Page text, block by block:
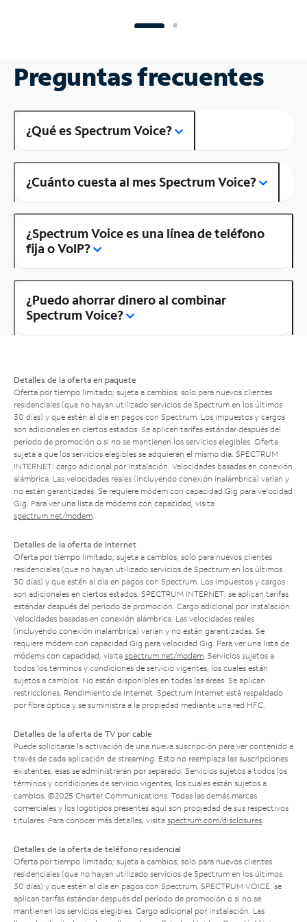
Preguntas frecuentes
¿Qué es Spectrum Voice?
¿Cuánto cuesta al mes Spectrum Voice?
¿Spectrum Voice es una línea de teléfono
fija o VoIP?
¿Puedo ahorrar dinero al combinar
Spectrum Voice?
Detalles de la oferta en paquete
Oferta por tiempo limitado; sujeta a cambios; solo para nuevos clientes
residenciales (que no hayan utilizado servicios de Spectrum en los últimos
30 días) y que estén al día en pagos con Spectrum. Los impuestos y cargos
son adicionales en ciertos estados. Se aplican tarifas estándar después del
período de promoción o si no se mantienen los servicios elegibles. Oferta
sujeta a que los servicios elegibles se adquieran el mismo día. SPECTRUM
INTERNET: cargo adicional por instalación. Velocidades basadas en conexión
alámbrica. Las velocidades reales (incluyendo conexión inalámbrica) varían y
no están garantizadas. Se requiere módem con capacidad Gig para velocidad
Gig. Para ver una lista de módems con capacidad, visita
spectrum.net/modem
Detalles de la oferta de Internet
Oferta por tiempo limitado; sujeta a cambios; solo para nuevos clientes
residenciales (que no hayan utilizado servicios de Spectrum en los últimos
30 días) y que estén al día en pagos con Spectrum. Los impuestos y cargos
son adicionales en ciertos estados. SPECTRUM INTERNET: se aplican tarifas
estándar después del período de promoción. Cargo adicional por instalación.
Velocidades basadas en conexión alámbrica. Las velocidades reales
(incluyendo conexión inalámbrica) varían y no están garantizadas. Se
requiere módem con capacidad Gig para velocidad Gig. Para ver una lista de
módems con capacidad, visita spectrum.net/modem . Servicios sujetos a
todos los términos y condiciones de servicio vigentes, los cuales están
sujetos a cambios. No están disponibles en todas las áreas. Se aplican
restricciones. Rendimiento de Internet: Spectrum Internet está respaldado
por fibra óptica y se suministra a la propiedad mediante una red HFC.
Detalles de la oferta de TV por cable
Puede solicitarse la activación de una nueva suscripción para ver contenido a
través de cada aplicación de streaming. Esto no reemplaza las suscripciones
existentes; esas se administrarán por separado. Servicios sujetos a todos los
términos y condiciones de servicio vigentes, los cuales están sujetos a
cambios. ©2025 Charter Communications. Todas las demás marcas
comerciales y los logotipos presentes aquí son propiedad de sus respectivos
titulares. Para conocer más detalles, visita spectrum.com/disclosures
Detalles de la oferta de teléfono residencial
Oferta por tiempo limitado; sujeta a cambios; solo para nuevos clientes
residenciales (que no hayan utilizado servicios de Spectrum en los últimos
30 días) y que estén al día en pagos con Spectrum. SPECTRUM VOICE: se
aplican tarifas estándar después del período de promoción o si no se
mantienen los servicios elegibles. Cargo adicional por instalación. Las